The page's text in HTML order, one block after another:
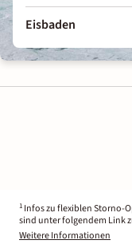
Eisbaden
1 Infos zu flexiblen Storno-
sind unter folgendem Link
Weitere Informationen